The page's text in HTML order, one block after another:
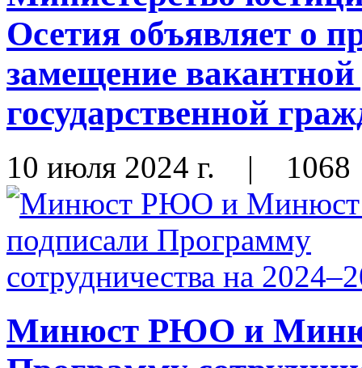
Осетия объявляет о
замещение
государственной
10 июля 2024 г. | 1068
Минюст РЮО и